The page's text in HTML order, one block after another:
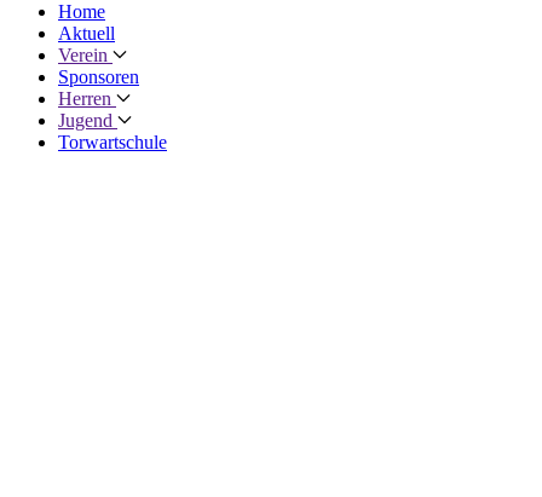
Home
Aktuell
Verein
Sponsoren
Herren
Jugend
Torwartschule